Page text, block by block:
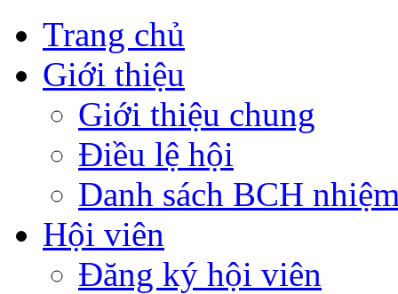
Trang chủ
Giới thiệu
Giới thiệu chung
Điều lệ hội
Danh sách BCH
Hội viên
Đăng ký hội viên